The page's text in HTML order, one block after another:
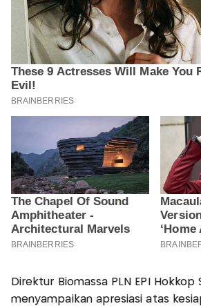
Direktur Biomassa PLN EPI Hokkop
menyampaikan apresiasi atas